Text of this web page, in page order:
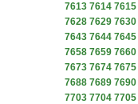
7613 7614 7615
7628 7629 7630
7643 7644 7645
7658 7659 7660
7673 7674 7675
7688 7689 7690
7703 7704 7705